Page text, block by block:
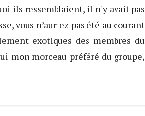
ils ressemblaient, il n'y avait pas
vous n’auriez pas été au courant
exotiques des membres du
mon morceau préféré du groupe,